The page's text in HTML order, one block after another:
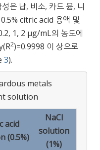
은 납, 비소, 카드 뮴, 니
citric acid 용액 및
1, 2 μg/mL의 농도에
2)=0.9998 이 상으로
3).
metals
solution
acid
(0.5%)
NaCl
solution
(1%)